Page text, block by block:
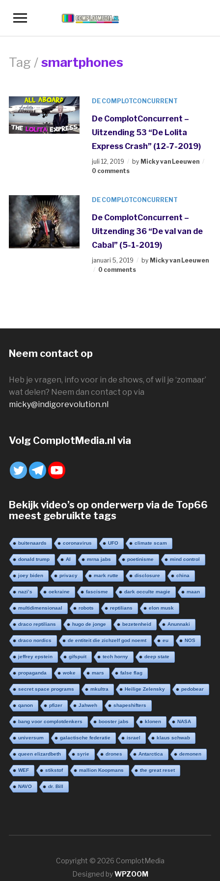
Toggle
navigation
Tag /smartphones
DE COMPLOTCONCURRENT
De ComplotConcurrent –
Uitzending 53 “De Lolita
Express Crash” (12-7-2019)
juli 12, 2019 by Micky van Leeuwen
0 comments
DE COMPLOTCONCURRENT
De ComplotConcurrent –
Uitzending 36 “De val van de
Cabal” (5-1-2019)
januari 5, 2019 by Micky van Leeuwen
0 comments
Neem contact op
Heb je vragen, info voor in de shows, of wil je ‘zomaar’
wat delen? Neem dan contact op via
micky@indigorevolution.nl
Volg ComplotMedia.nl via
Bekijk video’s op onderwerp via de Top66
meest gebruikte tags
buitenaards coronavirus UFO climate scam
donald trump AI mrna jabs poetinisme mind control
joey biden privacy mark rutte disclosure china
nazi’s oekraine fascisme dark occulte magie maan
multidimensionaal robots reptilians elon musk
draco reptilians hugo de jonge bezetenheid Anunnaki
draco nordics de entiteit die zichzelf god noemt eu NOS
jeffrey epstein gifspuit tech horny deep state
propaganda woke mars false flag
secret space programs mkultra Heilige Zelensky pedobear
qanon pfizer Jahweh shapeshifters
bang voor complotdenkers booster jabs klonen NASA
universum galactische federatie israel klaus schwab
queen elizardbeth syrie drones Antarctica demonen
WEF stikstof mallion Koopmans the great reset
NAVO dr. Bill
Copyright © 2026 ComplotMedia
Designed byWPZOOM